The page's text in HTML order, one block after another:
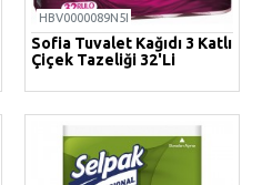
HBV0000089N5I
Sofia Tuvalet Kağıdı 3 Katlı
Çiçek Tazeliği 32'li